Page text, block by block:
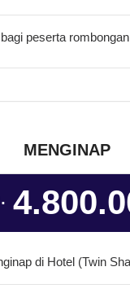
peserta
MENGINAP
di Hotel (Twin